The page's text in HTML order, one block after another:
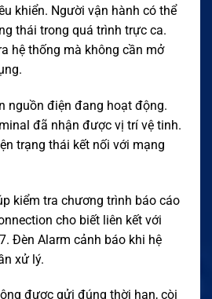
khiển. Người vận hành có thể
thái trong quá trình trực ca.
hệ thống mà không cần mở
nguồn điện đang hoạt động.
đã nhận được vị trí vệ tinh.
trạng thái kết nối với mạng
kiểm tra chương trình báo cáo
cho biết liên kết với
Đèn Alarm cảnh báo khi hệ
xử lý.
được gửi đúng thời hạn, còi